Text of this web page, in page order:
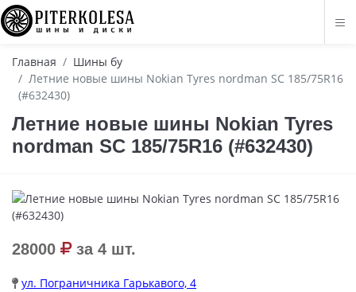
Главная
Шины бу
Летние новые шины Nokian Tyres nordman SC 185/75R16
(#632430)
Летние новые шины Nokian Tyres
nordman SC 185/75R16 (#632430)
28000 за 4 шт.
ул. Пограничника Гарькавого, 4